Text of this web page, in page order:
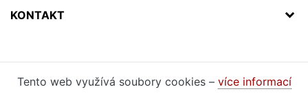
KONTAKT
Tento web využívá soubory cookies – více informací